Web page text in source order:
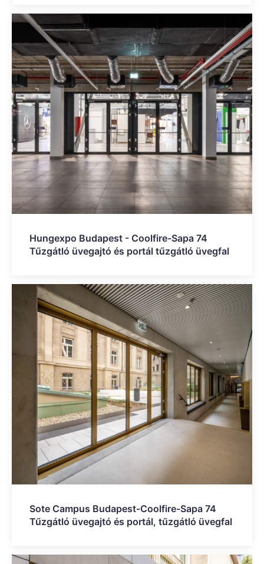
Hungexpo Budapest - Coolfire-Sapa 74
Tűzgátló üvegajtó és portál tűzgátló üvegfal
Sote Campus Budapest-Coolfire-Sapa 74
Tűzgátló üvegajtó és portál, tűzgátló üvegfal